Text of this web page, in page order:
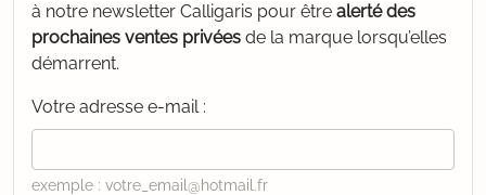
à notre newsletter Calligaris pour être alerté des
prochaines ventes privées de la marque lorsqu’elles
démarrent.
Votre adresse e-mail :
exemple : votre_email@hotmail.fr